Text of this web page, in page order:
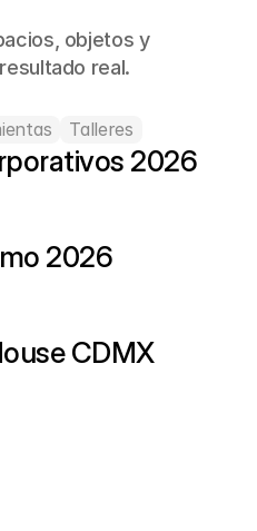
objetos y
real.
Talleres
2026
2026
CDMX